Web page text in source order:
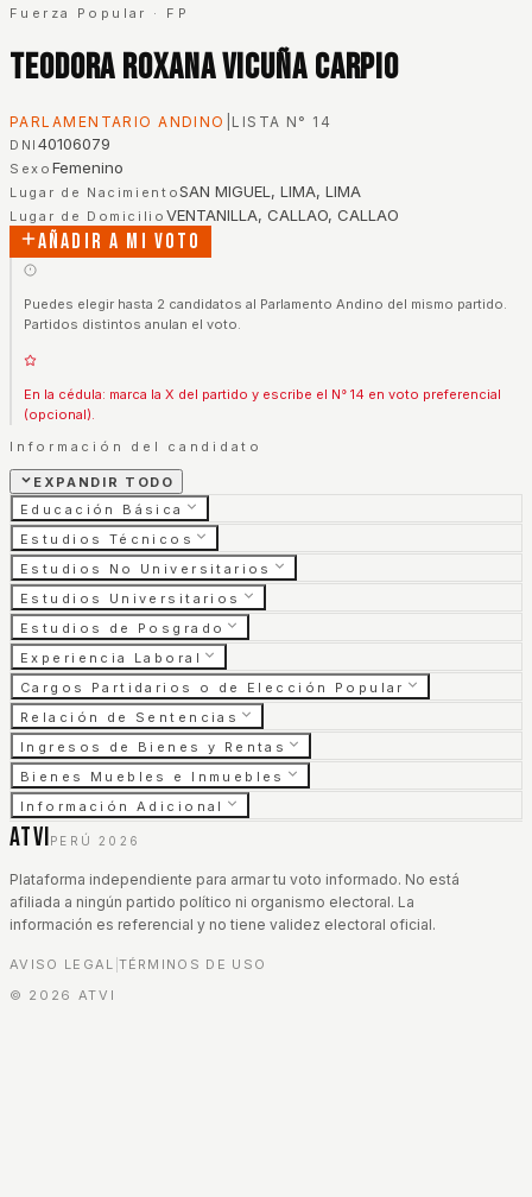
Fuerza Popular · FP
Teodora Roxana Vicuña Carpio
PARLAMENTARIO ANDINO LISTA N° 14
DNI 40106079
Sexo Femenino
Lugar de NacimientoSAN MIGUEL, LIMA, LIMA
Lugar de Domicilio VENTANILLA, CALLAO, CALLAO
Añadir a mi voto
Puedes elegir hasta 2 candidatos al Parlamento Andino del mismo partido.
Partidos distintos anulan el voto.
En la cédula: marca la X del partido y escribe el N° 14 en voto preferencial
(opcional).
Información del candidato
EXPANDIR TODO
Educación Básica
Estudios Técnicos
Estudios No Universitarios
Estudios Universitarios
Estudios de Posgrado
Experiencia Laboral
Cargos Partidarios o de Elección Popular
Relación de Sentencias
Ingresos de Bienes y Rentas
Bienes Muebles e Inmuebles
Información Adicional
ATVI PERÚ 2026
Plataforma independiente para armar tu voto informado. No está
afiliada a ningún partido político ni organismo electoral. La
información es referencial y no tiene validez electoral oficial.
AVISO LEGAL TÉRMINOS DE USO
© 2026 ATVI